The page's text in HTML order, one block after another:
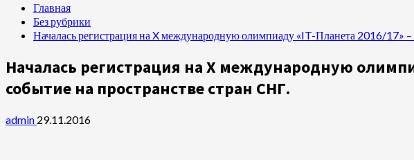
Главная
Без рубрики
Началась регистрация на X международную олимпиаду «IT-Планета 2016/17»
Началась регистрация на X международную
событие на пространстве стран СНГ.
admin 29.11.2016